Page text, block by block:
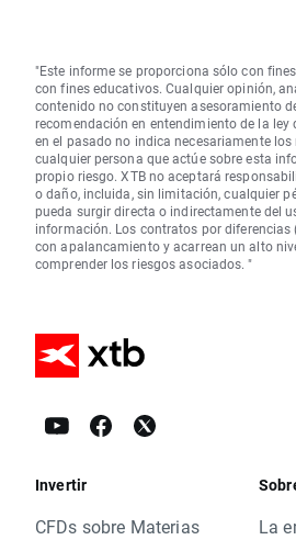
"Este informe se proporciona sólo con
con fines educativos. Cualquier opinión,
contenido no constituyen asesoramiento
recomendación en entendimiento de la ley
en el pasado no indica necesariamente
cualquier persona que actúe sobre esta
propio riesgo. XTB no aceptará
o daño, incluida, sin limitación, cualquier
pueda surgir directa o indirectamente del
información. Los contratos por diferencias
con apalancamiento y acarrean un alto
comprender los riesgos asociados. "
Invertir
CFDs sobre Materias
La